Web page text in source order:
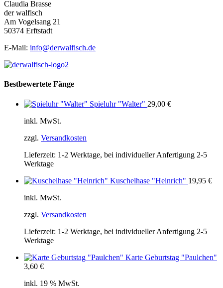
Claudia Brasse
der walfisch
Am Vogelsang 21
50374 Erftstadt
E-Mail: info@derwalfisch.de
Bestbewertete Fänge
Spieluhr "Walter" 29,00 €
inkl. MwSt.
zzgl. Versandkosten
Lieferzeit: 1-2 Werktage, bei individueller Anfertigung 2-5
Werktage
Kuschelhase "Heinrich" 19,95 €
inkl. MwSt.
zzgl. Versandkosten
Lieferzeit: 1-2 Werktage, bei individueller Anfertigung 2-5
Werktage
Karte Geburtstag "Paulchen"
3,60 €
inkl. 19 % MwSt.